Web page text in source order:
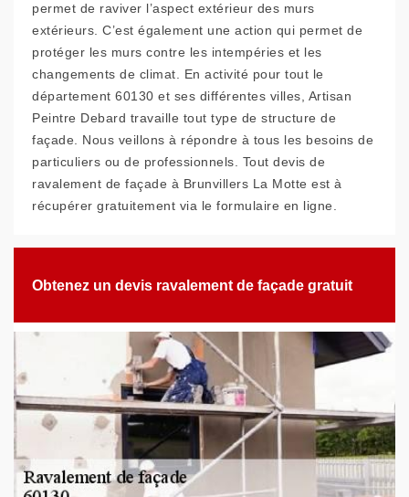
permet de raviver l’aspect extérieur des murs
extérieurs. C’est également une action qui permet de
protéger les murs contre les intempéries et les
changements de climat. En activité pour tout le
département 60130 et ses différentes villes, Artisan
Peintre Debard travaille tout type de structure de
façade. Nous veillons à répondre à tous les besoins de
particuliers ou de professionnels. Tout devis de
ravalement de façade à Brunvillers La Motte est à
récupérer gratuitement via le formulaire en ligne.
Obtenez un devis ravalement de façade gratuit